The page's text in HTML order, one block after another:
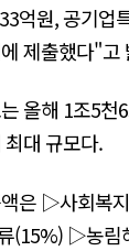
억원, 공기업
제출했다"고
올해 1조5
대 규모다.
은 ▷사회복
(15%) ▷농